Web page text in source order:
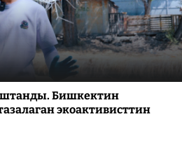
Бишкектин
экоактивисттин